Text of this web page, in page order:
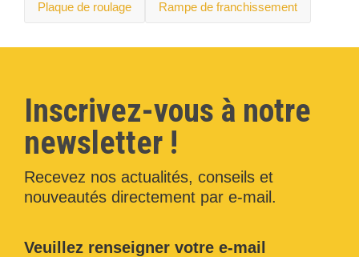
Plaque de roulage Rampe de franchissement
Inscrivez-vous à notre
newsletter !
Recevez nos actualités, conseils et
nouveautés directement par e-mail.
Veuillez renseigner votre e-mail